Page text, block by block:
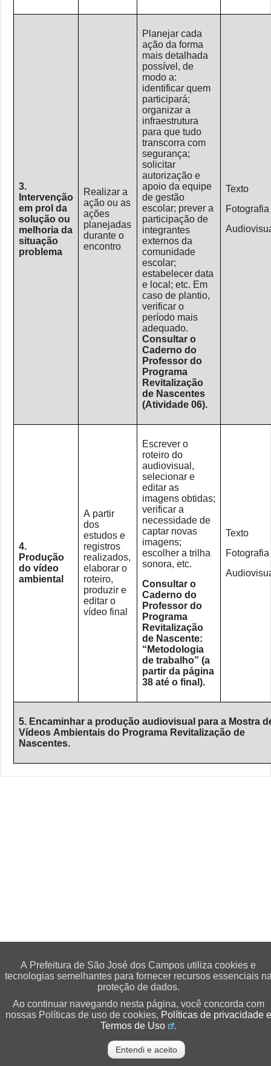
3.
Intervenção
em prol da
solução ou
melhoria da
situação
problema
Realizar a
ação ou as
ações
planejadas
durante o
encontro
Planejar cada
ação da forma
mais detalhada
possível, de
modo a:
identificar quem
participará;
organizar a
infraestrutura
para que tudo
transcorra com
segurança;
solicitar
autorização e
apoio da equipe
de gestão
escolar; prever a
participação de
integrantes
externos da
comunidade
escolar;
estabelecer data
e local; etc. Em
caso de plantio,
verificar o
período mais
adequado.
Consultar o
Caderno do
Professor do
Programa
Revitalização
de Nascentes
(Atividade 06).
Texto
Fotografia
4.
Produção
do vídeo
ambiental
A partir
dos
estudos e
registros
realizados,
elaborar o
roteiro,
produzir e
editar o
vídeo final
Escrever o
roteiro do
audiovisual,
selecionar e
editar as
imagens obtidas;
verificar a
necessidade de
captar novas
imagens;
escolher a trilha
sonora, etc.
Consultar o
Caderno do
Professor do
Programa
Revitalização
de Nascente:
“Metodologia
de trabalho” (a
partir da página
38 até o final).
Texto
Fotografia
5. Encaminhar a produção audiovisual para a Mostra
Vídeos Ambientais do Programa Revitalização de
Nascentes.
A Prefeitura de São José dos Campos utiliza cookies e
tecnologias semelhantes para fornecer recursos essenciais
proteção de dados.
Ao continuar navegando nesta página, você concorda com
nossas Políticas de uso de cookies, Políticas de privacidade e
Termos de Uso
.
Entendi e aceito